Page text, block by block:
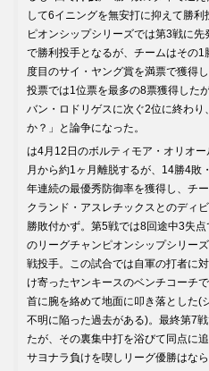
して6イニングを無安打に抑えて勝
ピオンシップシリーズでは第3戦に
で勝利投手となるが、チームはその
度目のサイ・ヤング賞を満票で獲得
投票では1位票を最多の8票獲得した
バン・ロドリゲスに次ぐ2位に終わ
か？」と論争になった。
は4月12日のボルティモア・オリオ
月から約1ヶ月離脱するが、14勝4敗
年連続の最優秀防御率を獲得し、チ
クランド・アスレチックスとのディ
勝敗付かず。第5戦では8回途中3失
のリーグチャンピオンシップシリー
戦投手。この試合では自軍の打者に
け寄ったヤンキースのベンチコーチ
首に腕を絡めて地面に叩き落とした(
不明に陥った過去がある)。最終第7
たが、その裏集中打を浴びて同点に
サヨナラ負けを喫しリーグ優勝はなら